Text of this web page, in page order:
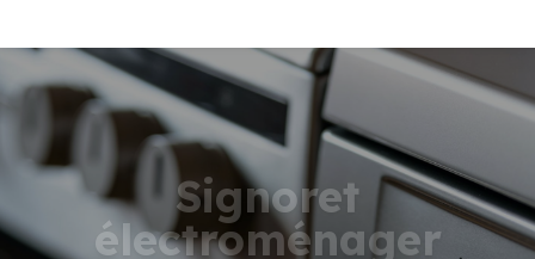
Signoret
électroménager